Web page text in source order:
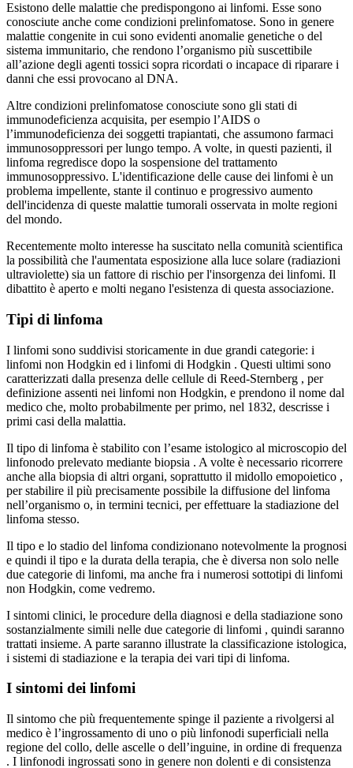
Esistono delle malattie che predispongono ai linfomi. Esse sono
conosciute anche come condizioni prelinfomatose. Sono in genere
malattie congenite in cui sono evidenti anomalie genetiche o del
sistema immunitario, che rendono l’organismo più suscettibile
all’azione degli agenti tossici sopra ricordati o incapace di riparare i
danni che essi provocano al DNA.
Altre condizioni prelinfomatose conosciute sono gli stati di
immunodeficienza acquisita, per esempio l’AIDS o
l’immunodeficienza dei soggetti trapiantati, che assumono farmaci
immunosoppressori per lungo tempo. A volte, in questi pazienti, il
linfoma regredisce dopo la sospensione del trattamento
immunosoppressivo. L'identificazione delle cause dei linfomi è un
problema impellente, stante il continuo e progressivo aumento
dell'incidenza di queste malattie tumorali osservata in molte regioni
del mondo.
Recentemente molto interesse ha suscitato nella comunità scientifica
la possibilità che l'aumentata esposizione alla luce solare (radiazioni
ultraviolette) sia un fattore di rischio per l'insorgenza dei linfomi. Il
dibattito è aperto e molti negano l'esistenza di questa associazione.
Tipi di linfoma
I linfomi sono suddivisi storicamente in due grandi categorie: i
linfomi non Hodgkin ed i linfomi di Hodgkin . Questi ultimi sono
caratterizzati dalla presenza delle cellule di Reed-Sternberg , per
definizione assenti nei linfomi non Hodgkin, e prendono il nome dal
medico che, molto probabilmente per primo, nel 1832, descrisse i
primi casi della malattia.
Il tipo di linfoma è stabilito con l’esame istologico al microscopio del
linfonodo prelevato mediante biopsia . A volte è necessario ricorrere
anche alla biopsia di altri organi, soprattutto il midollo emopoietico ,
per stabilire il più precisamente possibile la diffusione del linfoma
nell’organismo o, in termini tecnici, per effettuare la stadiazione del
linfoma stesso.
Il tipo e lo stadio del linfoma condizionano notevolmente la prognosi
e quindi il tipo e la durata della terapia, che è diversa non solo nelle
due categorie di linfomi, ma anche fra i numerosi sottotipi di linfomi
non Hodgkin, come vedremo.
I sintomi clinici, le procedure della diagnosi e della stadiazione sono
sostanzialmente simili nelle due categorie di linfomi , quindi saranno
trattati insieme. A parte saranno illustrate la classificazione istologica,
i sistemi di stadiazione e la terapia dei vari tipi di linfoma.
I sintomi dei linfomi
Il sintomo che più frequentemente spinge il paziente a rivolgersi al
medico è l’ingrossamento di uno o più linfonodi superficiali nella
regione del collo, delle ascelle o dell’inguine, in ordine di frequenza
. I linfonodi ingrossati sono in genere non dolenti e di consistenza